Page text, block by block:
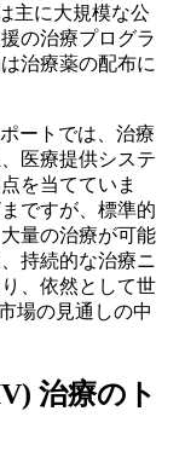
主に大規模な公
の治療プログラ
治療薬の配布に
ートでは、治療
医療提供システ
を当てていま
ですが、標準的
量の治療が可能
持続的な治療ニ
、依然として世
場の見通しの中
治療のト